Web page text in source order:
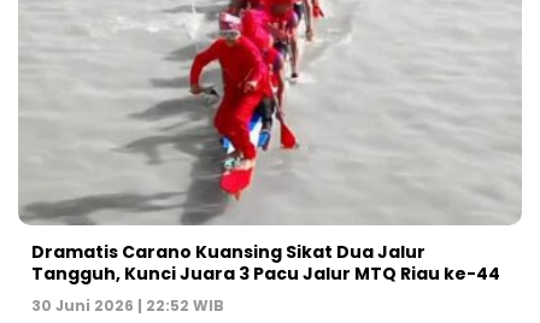
Dramatis Carano Kuansing Sikat Dua Jalur
Tangguh, Kunci Juara 3 Pacu Jalur MTQ Riau ke-44
30 Juni 2026 | 22:52 WIB